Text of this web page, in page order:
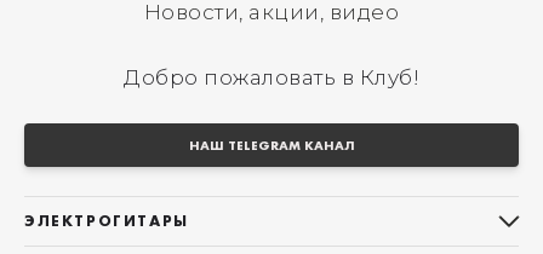
Новости, акции, видео
Добро пожаловать в Клуб!
НАШ TELEGRAM КАНАЛ
ЭЛЕКТРОГИТАРЫ